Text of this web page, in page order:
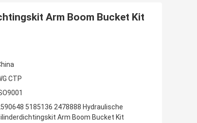
Arm Boom Bucket Kit
CTP
5185136 2478888 Hydraulische
Arm Boom Bucket Kit